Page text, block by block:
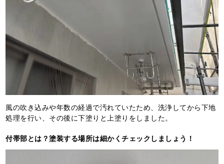
風の吹き込みや年数の経過で汚れていたため、洗浄してから下地
処理を行い、その後に下塗りと上塗りをしました。
付帯部とは？塗装する場所は細かくチェックしましょう！